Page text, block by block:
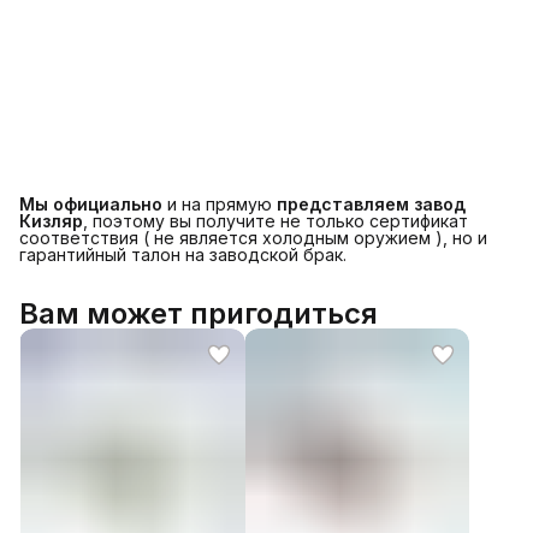
Мы официально и на прямую представляем завод
Кизляр , поэтому вы получите не только сертификат
соответствия ( не является холодным оружием ), но и
гарантийный талон на заводской брак.
Вам может пригодиться